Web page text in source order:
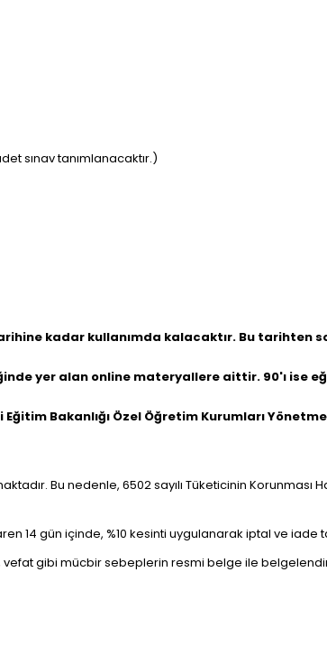
sınav tanımlanacaktır.)
kadar kullanımda kalacaktır. Bu
yer alan online materyallere aittir. 90'ı ise
Bakanlığı Özel Öğretim Kurumları
Bu nedenle, 6502 sayılı Tüketicinin
14 gün içinde, %10 kesinti uygulanarak iptal ve
gibi mücbir sebeplerin resmi belge ile